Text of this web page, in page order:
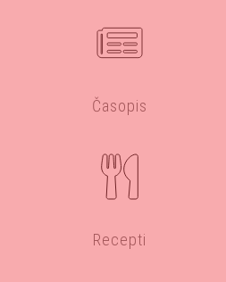
Časopis
Recepti